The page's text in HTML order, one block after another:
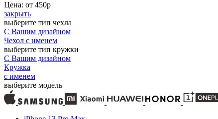
Цена: от 450р
закрыть
выберите тип чехла
С Вашим дизайном
Чехол с именем
выберите тип кружки
С Вашим дизайном
Кружка
с именем
выберите модель